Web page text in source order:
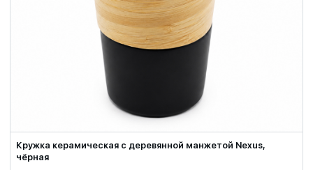
Кружка керамическая с деревянной манжетой Nexus,
чёрная